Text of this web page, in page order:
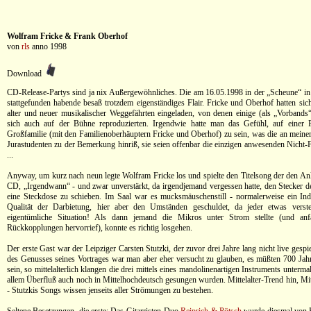
Wolfram Fricke & Frank Oberhof
von rls anno 1998
Download
CD-Release-Partys sind ja nix Außergewöhnliches. Die am 16.05.1998 in der „Scheune“
stattgefunden habende besaß trotzdem eigenständiges Flair. Fricke und Oberhof hatten
alter und neuer musikalischer Weggefährten eingeladen, von denen einige (als
sich auch auf der Bühne reproduzierten. Irgendwie hatte man das Gefühl, auf einer
Großfamilie (mit den Familienoberhäuptern Fricke und Oberhof) zu sein, was die an
Jurastudenten zu der Bemerkung hinriß, sie seien offenbar die einzigen anwesenden Nicht-
...
Anyway, um kurz nach neun legte Wolfram Fricke los und spielte den Titelsong der den
CD, „Irgendwann“ - und zwar unverstärkt, da irgendjemand vergessen hatte, den Stecker
eine Steckdose zu schieben. Im Saal war es mucksmäuschenstill - normalerweise ein
Qualität der Darbietung, hier aber den Umständen geschuldet, da jeder etwas
eigentümliche Situation! Als dann jemand die Mikros unter Strom stellte (und
Rückkopplungen hervorrief), konnte es richtig losgehen.
Der erste Gast war der Leipziger Carsten Stutzki, der zuvor drei Jahre lang nicht live
des Genusses seines Vortrages war man aber eher versucht zu glauben, es müßten 700
sein, so mittelalterlich klangen die drei mittels eines mandolinenartigen Instruments
allem Überfluß auch noch in Mittelhochdeutsch gesungen wurden. Mittelalter-Trend hin,
- Stutzkis Songs wissen jenseits aller Strömungen zu bestehen.